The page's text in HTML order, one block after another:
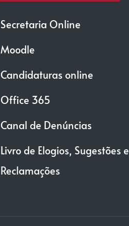
Secretaria Online
Moodle
Candidaturas online
Office 365
Canal de Denúncias
Livro de Elogios, Sugestões e
Reclamações